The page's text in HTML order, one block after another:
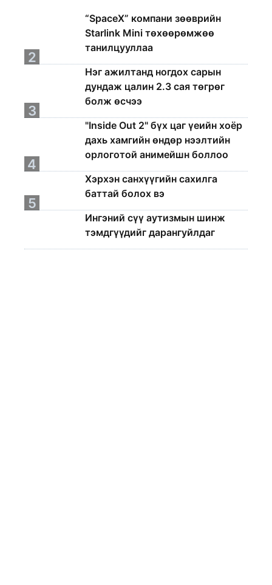
“SpaceX” компани зөөврийн
Starlink Mini төхөөрөмжөө
танилцууллаа
2
Нэг ажилтанд ногдох сарын
дундаж цалин 2.3 сая төгрөг
болж өсчээ
3
"Inside Out 2" бүх цаг үеийн хоёр
дахь хамгийн өндөр нээлтийн
орлоготой анимейшн боллоо
4
Хэрхэн санхүүгийн сахилга
баттай болох вэ
5
Ингэний сүү аутизмын шинж
тэмдгүүдийг дарангуйлдаг